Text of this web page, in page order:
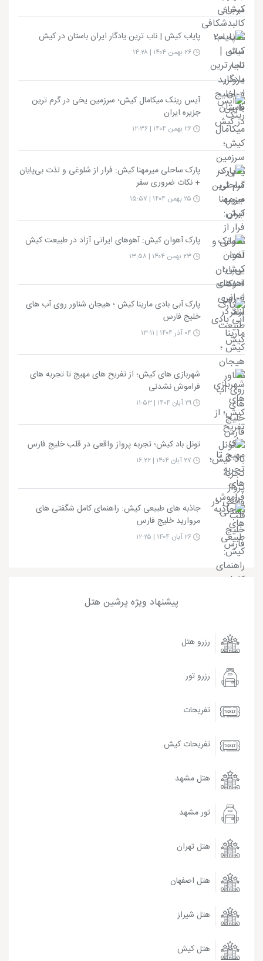
پایاب کیش | ناب ترین یادگار ایران باستان در کیش
آیس رینک میکامال کیش؛ سرزمین یخی در گرم ترین
جزیره ایران
پارک ساحلی میرمهنا کیش: فرار از شلوغی و لذت بی‌پایان
+ نکات ضروری سفر
پارک آهوان کیش: آهوهای ایرانی آزاد در طبیعت کیش
پارک آبی بادی مارینا کیش ؛ هیجان شناور روی آب های
خلیج فارس
شهربازی های کیش؛ از تفریح های مهیج تا تجربه های
فراموش نشدنی
تونل باد کیش؛ تجربه پرواز واقعی در قلب خلیج فارس
جاذبه های طبیعی کیش: راهنمای کامل شگفتی های
مروارید خلیج فارس
پیشنهاد ویژه پرشین هتل
رزرو هتل
رزرو تور
تفریحات
تفریحات کیش
هتل مشهد
تور مشهد
هتل تهران
هتل اصفهان
هتل شیراز
هتل کیش